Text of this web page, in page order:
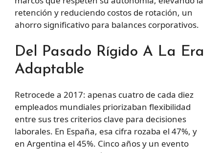
retención y reduciendo costos de rotación, un
ahorro significativo para balances corporativos.
Del Pasado Rígido A La Era
Adaptable
Retrocede a 2017: apenas cuatro de cada diez
empleados mundiales priorizaban flexibilidad
entre sus tres criterios clave para decisiones
laborales. En España, esa cifra rozaba el 47%, y
en Argentina el 45%. Cinco años y un evento